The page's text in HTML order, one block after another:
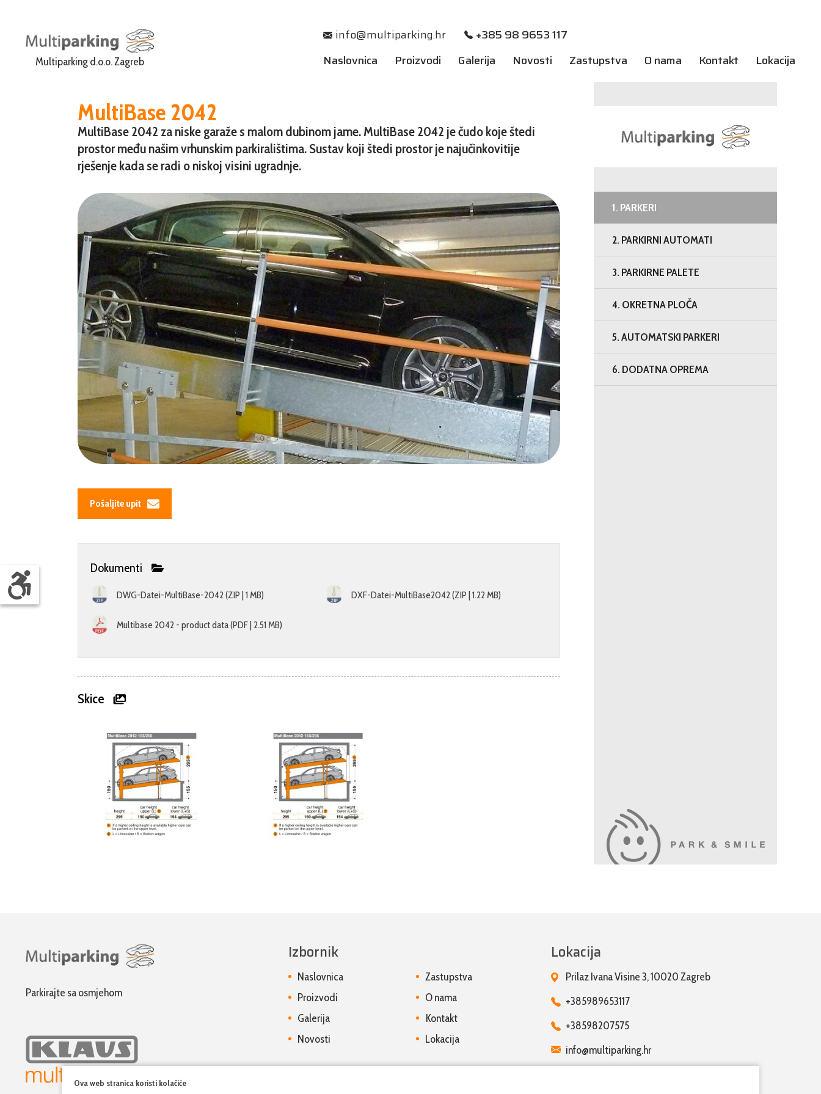
Multiparking d.o.o. Zagreb
info@multiparking.hr
+385 98 9653 117
Naslovnica
Proizvodi Galerija Novosti Zastupstva O nama Kontakt Lokacija
MultiBase 2042
MultiBase 2042 za niske garaže s malom dubinom jame. MultiBase 2042 je čudo koje štedi
prostor među našim vrhunskim parkiralištima. Sustav koji štedi prostor je najučinkovitije
rješenje kada se radi o niskoj visini ugradnje.
Pošaljite upit
Dokumenti
DWG-Datei-MultiBase-2042 (ZIP | 1 MB) DXF-Datei-MultiBase2042 (ZIP | 1.22 MB)
Multibase 2042 - product data (PDF | 2.51 MB)
Skice
1. PARKERI
2. PARKIRNI AUTOMATI
3. PARKIRNE PALETE
4. OKRETNA PLOČA
5. AUTOMATSKI PARKERI
6. DODATNA OPREMA
Parkirajte sa osmjehom
Izbornik
Naslovnica
Proizvodi
Galerija
Novosti
Zastupstva
O nama
Kontakt
Lokacija
Lokacija
Prilaz Ivana Visine 3, 10020 Zagreb
+385989653117
+38598207575
info@multiparking.hr
Ova web stranica koristi kolačiće